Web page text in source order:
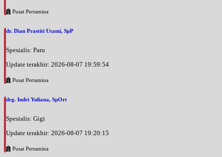
Pusat Pertamina
dr. Dian Prastiti Utami, SpP
Spesialis: Paru
Update terakhir: 2026-08-07 19:59:54
Pusat Pertamina
drg. Indri Yuliana, SpOrt
Spesialis: Gigi
Update terakhir: 2026-08-07 19:20:15
Pusat Pertamina